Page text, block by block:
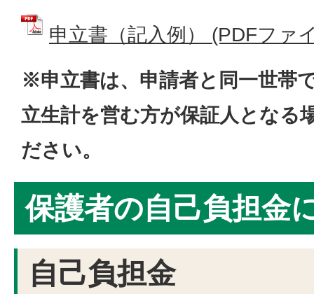
申立書（記入例） (PDFファ
※申立書は、申請者と同一世帯
立生計を営む方が保証人となる
ださい。
保護者の自己負担金
自己負担金